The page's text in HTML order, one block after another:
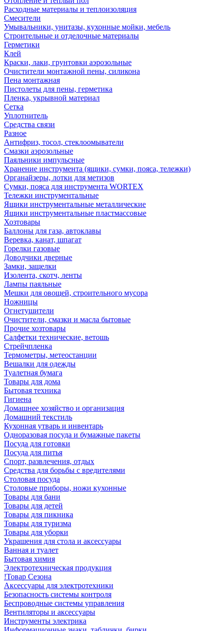
Расходные материалы и теплоизоляция
Смесители
Умывальники, унитазы, кухонные мойки, мебель
Строительные и отделочные материалы
Герметики
Клей
Краски, лаки, грунтовки аэрозольные
Очистители монтажной пены, силикона
Пена монтажная
Пистолеты для пены, герметика
Пленка, укрывной материал
Сетка
Уплотнитель
Средства связи
Разное
Антифриз, тосол, стеклоомыватели
Смазки аэрозольные
Паяльники импульсные
Хранение инструмента (ящики, сумки, пояса, тележки)
Органайзеры, лотки для метизов
Сумки, пояса для инструмента WORTEX
Тележки инструментальные
Ящики инструментальные металлические
Ящики инструментальные пластмассовые
Хозтовары
Баллоны для газа, автоклавы
Веревка, канат, шпагат
Горелки газовые
Доводчики дверные
Замки, защелки
Изолента, скотч, ленты
Лампы паяльные
Мешки для овощей, строительного мусора
Ножницы
Огнетушители
Очистители, смазки и масла бытовые
Прочие хозтовары
Салфетки технические, ветошь
Стрейчпленка
Термометры, метеостанции
Вешалки для одежды
Туалетная бумага
Товары для дома
Бытовая техника
Гигиена
Домашнее хозяйство и организация
Домашний текстиль
Кухонная утварь и инвентарь
Одноразовая посуда и бумажные пакеты
Посуда для готовки
Посуда для питья
Спорт, развлечения, отдых
Средства для борьбы с вредителями
Столовая посуда
Столовые приборы, ножи кухонные
Товары для бани
Товары для детей
Товары для пикника
Товары для туризма
Товары для уборки
Украшения для стола и аксессуары
Ванная и туалет
Бытовая химия
Электротехническая продукция
!Товар Сезона
Аксессуары для электротехники
Безопасность системы контроля
Беспроводные системы управления
Вентиляторы и аксессуары
Инструменты электрика